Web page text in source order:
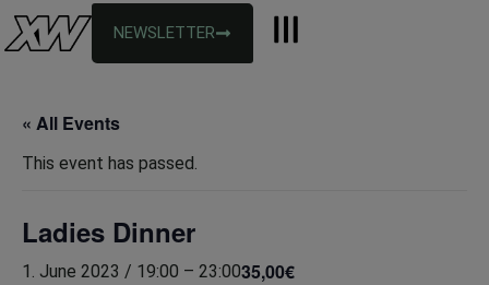
NEWSLETTER
« All Events
This event has passed.
Ladies Dinner
1. June 2023 / 19:00 – 23:0035,00€